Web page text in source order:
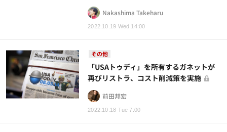
2022.10.19 Wed 14:00
Nakashima Takeharu
その他
2022.10.18 Tue 7:00
「USAトゥディ」を所有するガネットが
再びリストラ、コスト削減策を実施
前田邦宏